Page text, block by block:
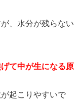
、水分が残らない
て中が生になる原
起こりやすいで